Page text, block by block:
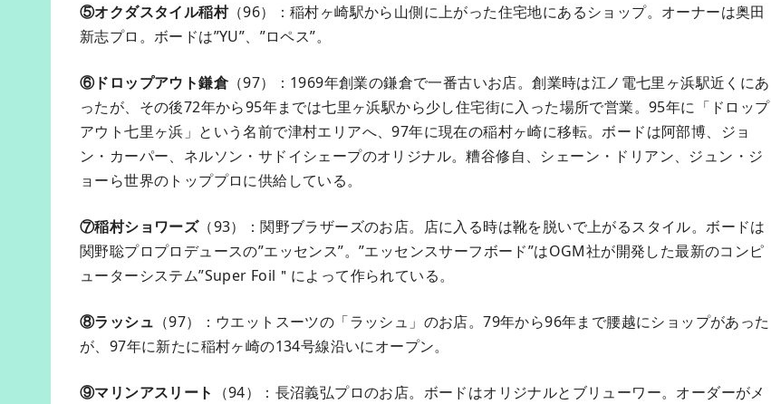
⑤オクダスタイル稲村（96）：稲村ヶ崎駅から山側に上がった住宅地にあるショップ。オーナーは奥田
新志プロ。ボードは”YU”、”ロペス”。
⑥ドロップアウト鎌倉（97）：1969年創業の鎌倉で一番古いお店。創業時は江ノ電七里ヶ浜駅近くにあ
ったが、その後72年から95年までは七里ヶ浜駅から少し住宅街に入った場所で営業。95年に「ドロップ
アウト七里ヶ浜」という名前で津村エリアへ、97年に現在の稲村ヶ崎に移転。ボードは阿部博、ジョ
ン・カーパー、ネルソン・サドイシェープのオリジナル。糟谷修自、シェーン・ドリアン、ジュン・ジ
ョーら世界のトッププロに供給している。
⑦稲村ショワーズ（93）：関野ブラザーズのお店。店に入る時は靴を脱いで上がるスタイル。ボードは
関野聡プロプロデュースの”エッセンス”。”エッセンスサーフボード”はOGM社が開発した最新のコンピ
ューターシステム”Super Foil＂によって作られている。
⑧ラッシュ （97）：ウエットスーツの「ラッシュ」のお店。79年から96年まで腰越にショップがあった
が、97年に新たに稲村ヶ崎の134号線沿いにオープン。
⑨マリンアスリート
（94）：長沼義弘プロのお店。ボードはオリジナルとブリューワー。オーダーがメ